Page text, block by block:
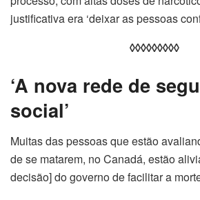
justificativa era ‘deixar as pessoas
◊◊◊◊◊◊◊◊◊
‘A nova rede de
social’
Muitas das pessoas que estão
de se matarem, no Canadá, estão
decisão] do governo de facilitar a